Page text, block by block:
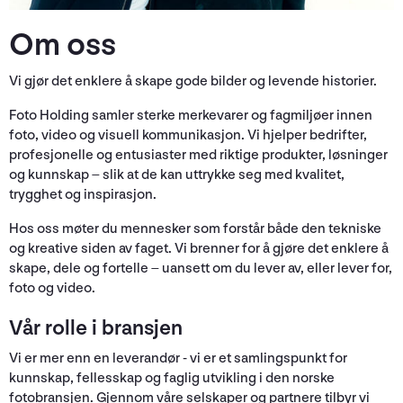
Om oss
Vi gjør det enklere å skape gode bilder og levende historier.
Foto Holding samler sterke merkevarer og fagmiljøer innen
foto, video og visuell kommunikasjon. Vi hjelper bedrifter,
profesjonelle og entusiaster med riktige produkter, løsninger
og kunnskap – slik at de kan uttrykke seg med kvalitet,
trygghet og inspirasjon.
Hos oss møter du mennesker som forstår både den tekniske
og kreative siden av faget. Vi brenner for å gjøre det enklere å
skape, dele og fortelle – uansett om du lever av, eller lever for,
foto og video.
Vår rolle i bransjen
Vi er mer enn en leverandør - vi er et samlingspunkt for
kunnskap, fellesskap og faglig utvikling i den norske
fotobransjen. Gjennom våre selskaper og partnere tilbyr vi